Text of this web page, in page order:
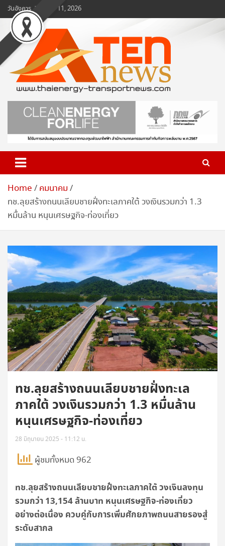
Skip
to
content
วันอังคาร, สิงหาคม 11, 2026
www.ten-news.com
ข่าวพลังงานและคมนาคม
Home
คมนาคม
ทช.ลุยสร้างถนนเลียบชายฝั่งทะเลภาคใต้ วงเงินรวมกว่า 1.3
หมื่นล้าน หนุนเศรษฐกิจ-ท่องเที่ยว
ทช.ลุยสร้างถนนเลียบชายฝั่งทะเล
ภาคใต้ วงเงินรวมกว่า 1.3 หมื่นล้าน
หนุนเศรษฐกิจ-ท่องเที่ยว
28 มิถุนายน 2025 - 11:12 น.
ผู้ชมทั้งหมด 962
ทช.ลุยสร้างถนนเลียบชายฝั่งทะเลภาคใต้ วงเงินลงทุน
รวมกว่า 13,154 ล้านบาท หนุนเศรษฐกิจ-ท่องเที่ยว
อย่างต่อเนื่อง ควบคู่กับการเพิ่มศักยภาพถนนสายรองสู่
ระดับสากล